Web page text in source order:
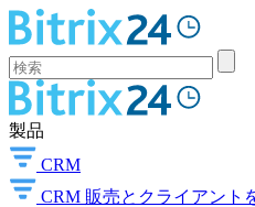
製品
CRM
CRM 販売とクライアント